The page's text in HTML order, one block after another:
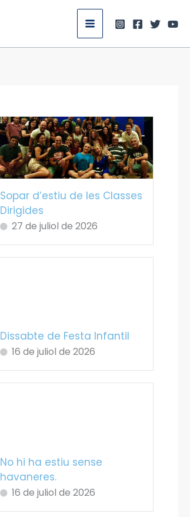
Sopar d’estiu de les Classes
Dirigides
27 de juliol de 2026
Dissabte de Festa Infantil
16 de juliol de 2026
No hi ha estiu sense
havaneres.
16 de juliol de 2026